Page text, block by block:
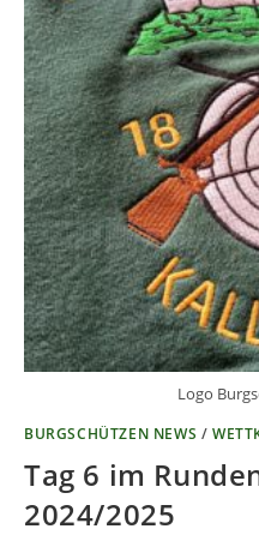
Logo
BURGSCHÜTZEN NEWS /
Tag 6 im
2024/2025